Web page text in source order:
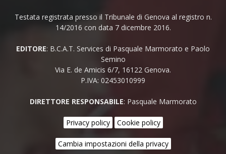
Testata registrata presso il Tribunale di Genova al registro n.
14/2016 con data 7 dicembre 2016.
EDITORE: B.C.A.T. Services di Pasquale Marmorato e Paolo
Semino
Via E. de Amicis 6/7, 16122 Genova.
P.IVA: 02453010999
DIRETTORE RESPONSABILE: Pasquale Marmorato
Privacy policy Cookie policy
Cambia impostazioni della privacy